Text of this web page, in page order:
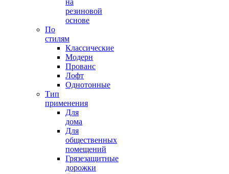
резиновой
основе
По
стилям
Классические
Модерн
Прованс
Лофт
Однотонные
Тип
применения
Для
дома
Для
общественных
помещений
Грязезащитные
дорожки